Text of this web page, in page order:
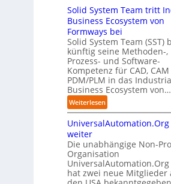
i
b
e
n
u
n
b
e
s
t
z
f
ü
r
d
e
n
G
i
g
a
f
a
c
t
o
r
y
-
C
E
O
h
e
n
z
e
n
t
r
e
n
n
D
e
u
t
s
T
r
e
f
f
p
u
n
k
t
f
r
p
r
a
x
i
b
:
D
i
s
r
u
p
t
b
l
i
c
k
t
a
u
Solid System Team tritt
Business Ecosystem von
Formways bei
Solid System Team (SST)
künftig seine Methoden-,
Prozess- und Software-
Kompetenz für CAD,
PDM/PLM in das
Business Ecosystem von…
Weiterlesen:
S
o
i
d
S
y
weiter
Die unabhängige Non-
Organisation
UniversalAutomation.Org
hat zwei neue Mitglieder